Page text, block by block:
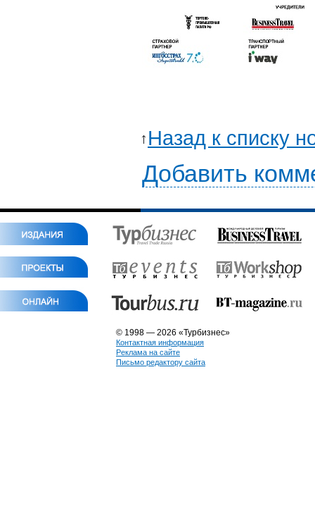
Назад к списку
Добавить
© 1998 — 2026 «Турбизнес»
Контактная информация
Реклама на сайте
Письмо редактору сайта